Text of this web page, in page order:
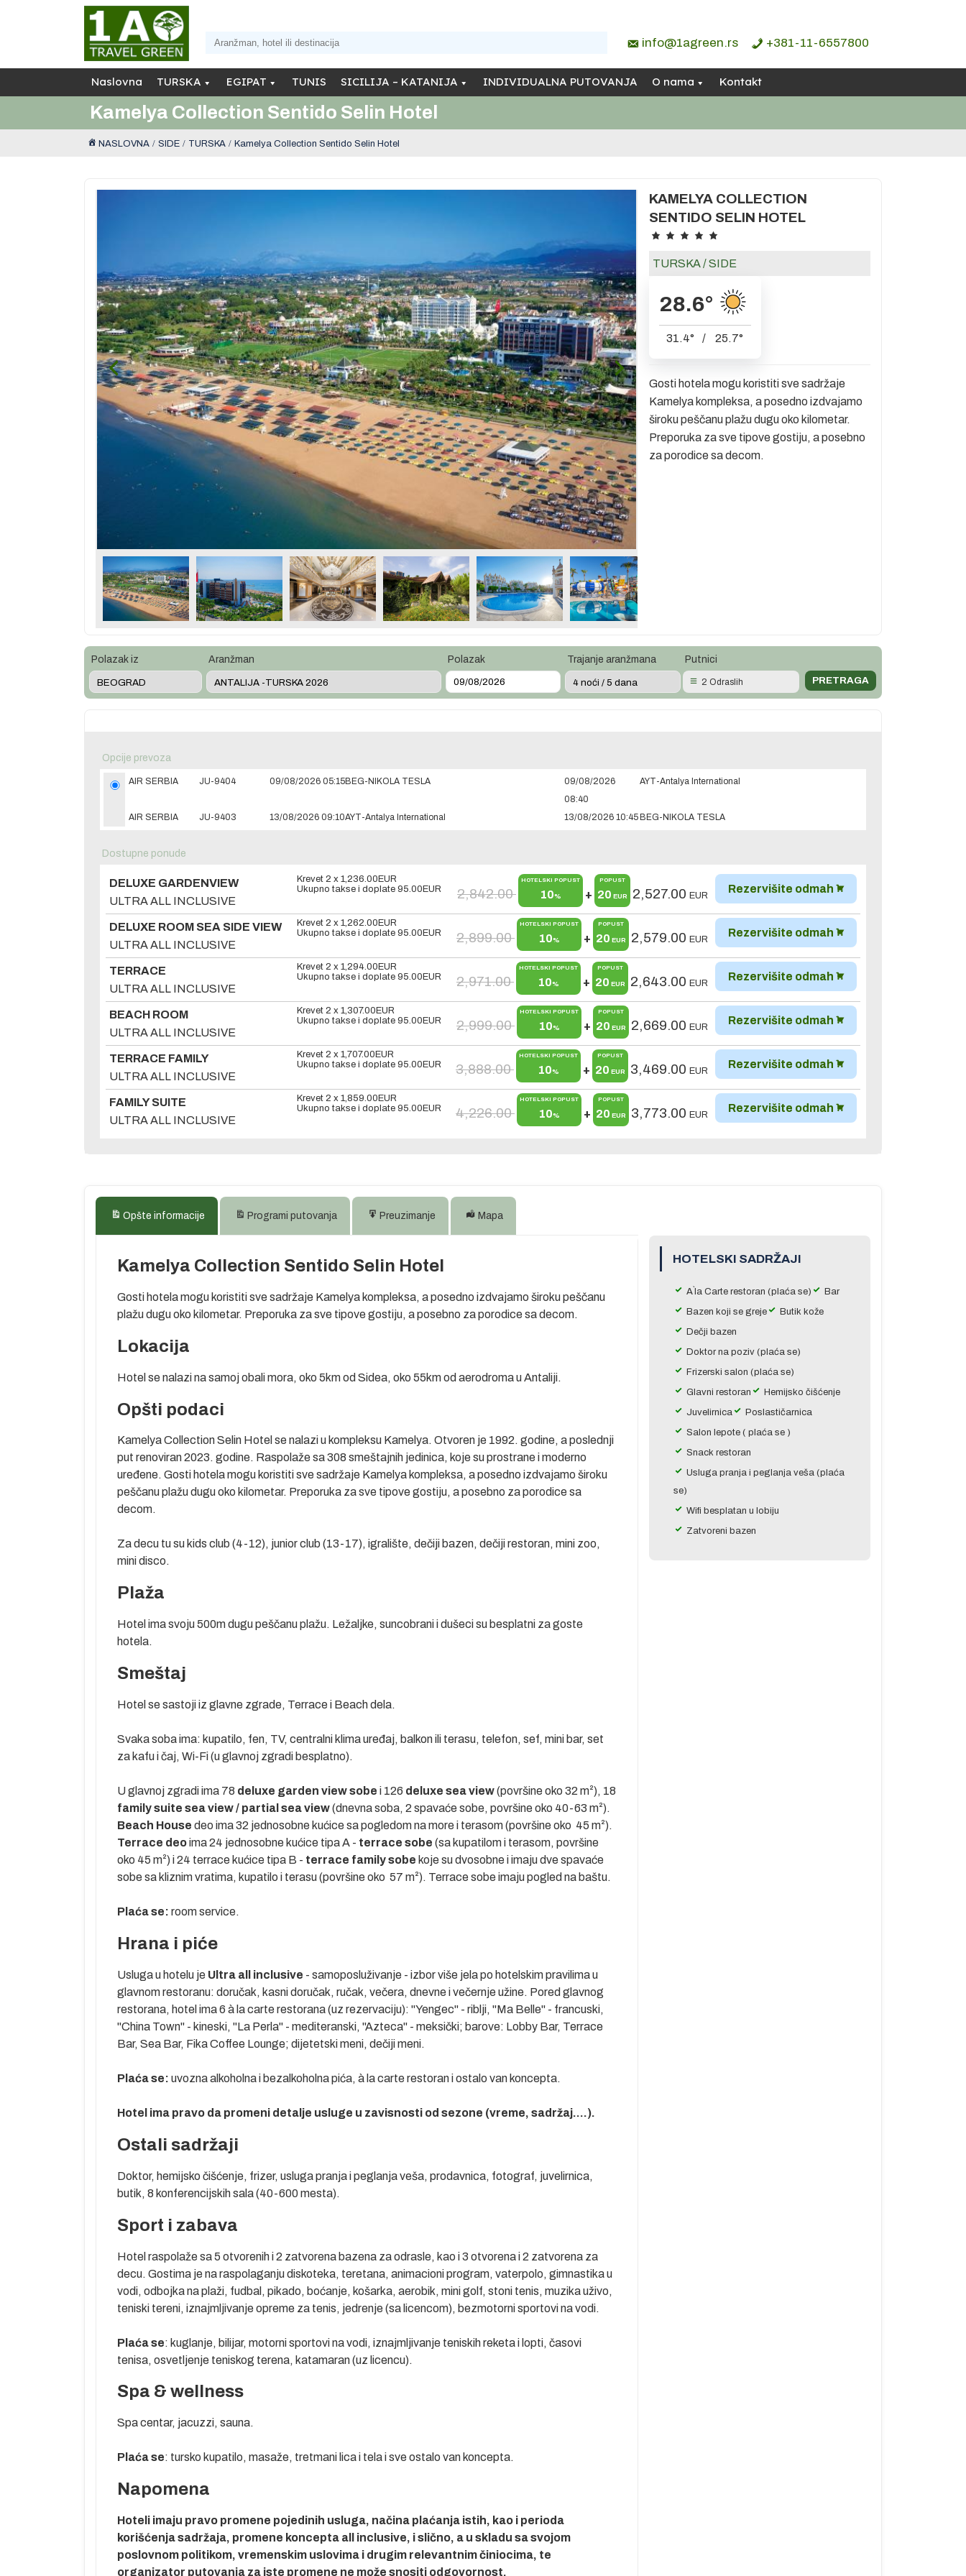
info@1agreen.rs +381-11-6557800
Naslovna TURSKA EGIPAT TUNIS SICILIJA – KATANIJA INDIVIDUALNA PUTOVANJA O nama Kontakt
Kamelya Collection Sentido Selin Hotel
NASLOVNA SIDE TURSKA Kamelya Collection Sentido Selin Hotel
KAMELYA COLLECTION
SENTIDO SELIN HOTEL
TURSKA/SIDE
28.6°
31.4° / 25.7°
Gosti hotela mogu koristiti sve sadržaje
Kamelya kompleksa, a posedno izdvajamo
široku peščanu plažu dugu oko kilometar.
Preporuka za sve tipove gostiju, a posebno
za porodice sa decom.
Polazak iz Aranžman Polazak Trajanje aranžmana Putnici
2 Odraslih
Opcije prevoza
AIR SERBIA JU-9404 09/08/2026 05:15BEG-NIKOLA TESLA
09/08/2026
08:40
AYT-Antalya International
AIR SERBIA JU-9403 13/08/2026 09:10AYT-Antalya International 13/08/2026 10:45 BEG-NIKOLA TESLA
Dostupne ponude
DELUXE GARDENVIEW
ULTRA ALL INCLUSIVE
Krevet 2 x 1,236.00 EUR
Ukupno takse i doplate 95.00 EUR 2,842.00
HOTELSKI POPUST
10% +
POPUST
20 EUR 2,527.00 EUR
Rezervišite odmah
DELUXE ROOM SEA SIDE VIEW
ULTRA ALL INCLUSIVE
Krevet 2 x 1,262.00 EUR
Ukupno takse i doplate 95.00 EUR 2,899.00
HOTELSKI POPUST
10% +
POPUST
20 EUR 2,579.00 EUR
Rezervišite odmah
TERRACE
ULTRA ALL INCLUSIVE
Krevet 2 x 1,294.00 EUR
Ukupno takse i doplate 95.00 EUR 2,971.00
HOTELSKI POPUST
10% +
POPUST
20 EUR 2,643.00 EUR
Rezervišite odmah
BEACH ROOM
ULTRA ALL INCLUSIVE
Krevet 2 x 1,307.00 EUR
Ukupno takse i doplate 95.00 EUR 2,999.00
HOTELSKI POPUST
10% +
POPUST
20 EUR 2,669.00 EUR
Rezervišite odmah
TERRACE FAMILY
ULTRA ALL INCLUSIVE
Krevet 2 x 1,707.00 EUR
Ukupno takse i doplate 95.00 EUR 3,888.00
HOTELSKI POPUST
10% +
POPUST
20 EUR 3,469.00 EUR
Rezervišite odmah
FAMILY SUITE
ULTRA ALL INCLUSIVE
Krevet 2 x 1,859.00 EUR
Ukupno takse i doplate 95.00 EUR 4,226.00
HOTELSKI POPUST
10% +
POPUST
20 EUR 3,773.00 EUR
Rezervišite odmah
Opšte informacije Programi putovanja Preuzimanje Mapa
Kamelya Collection Sentido Selin Hotel
Gosti hotela mogu koristiti sve sadržaje Kamelya kompleksa, a posedno izdvajamo široku peščanu
plažu dugu oko kilometar. Preporuka za sve tipove gostiju, a posebno za porodice sa decom.
Lokacija
Hotel se nalazi na samoj obali mora, oko 5km od Sidea, oko 55km od aerodroma u Antaliji.
Opšti podaci
Kamelya Collection Selin Hotel se nalazi u kompleksu Kamelya. Otvoren je 1992. godine, a poslednji
put renoviran 2023. godine. Raspolaže sa 308 smeštajnih jedinica, koje su prostrane i moderno
uređene. Gosti hotela mogu koristiti sve sadržaje Kamelya kompleksa, a posedno izdvajamo široku
peščanu plažu dugu oko kilometar. Preporuka za sve tipove gostiju, a posebno za porodice sa
decom.
Za decu tu su kids club (4-12), junior club (13-17), igralište, dečiji bazen, dečiji restoran, mini zoo,
mini disco.
Plaža
Hotel ima svoju 500m dugu peščanu plažu. Ležaljke, suncobrani i dušeci su besplatni za goste
hotela.
Smeštaj
Hotel se sastoji iz glavne zgrade, Terrace i Beach dela.
Svaka soba ima: kupatilo, fen, TV, centralni klima uređaj, balkon ili terasu, telefon, sef, mini bar, set
za kafu i čaj, Wi-Fi (u glavnoj zgradi besplatno).
U glavnoj zgradi ima 78 deluxe garden view sobe i 126 deluxe sea view(površine oko 32 m²), 18
family suite sea view / partial sea view(dnevna soba, 2 spavaće sobe, površine oko 40-63 m²).
Beach House deo ima 32 jednosobne kućice sa pogledom na more i terasom (površine oko 45 m²).
Terrace deoima 24 jednosobne kućice tipa A - terrace sobe (sa kupatilom i terasom, površine
oko 45 m²) i 24 terrace kućice tipa B - terrace family sobe koje su dvosobne i imaju dve spavaće
sobe sa kliznim vratima, kupatilo i terasu (površine oko 57 m²). Terrace sobe imaju pogled na baštu.
Plaća se: room service.
Hrana i piće
Usluga u hotelu je Ultra all inclusive - samoposluživanje - izbor više jela po hotelskim pravilima u
glavnom restoranu: doručak, kasni doručak, ručak, večera, dnevne i večernje užine. Pored glavnog
restorana, hotel ima 6 à la carte restorana (uz rezervaciju): ''Yengec'' - riblji, ''Ma Belle'' - francuski,
''China Town'' - kineski, ''La Perla'' - mediteranski, ''Azteca'' - meksički; barove: Lobby Bar, Terrace
Bar, Sea Bar, Fika Coffee Lounge; dijetetski meni, dečiji meni.
Plaća se: uvozna alkoholna i bezalkoholna pića, à la carte restoran i ostalo van koncepta.
Hotel ima pravo da promeni detalje usluge u zavisnosti od sezone (vreme, sadržaj....).
Ostali sadržaji
Doktor, hemijsko čišćenje, frizer, usluga pranja i peglanja veša, prodavnica, fotograf, juvelirnica,
butik, 8 konferencijskih sala (40-600 mesta).
Sport i zabava
Hotel raspolaže sa 5 otvorenih i 2 zatvorena bazena za odrasle, kao i 3 otvorena i 2 zatvorena za
decu. Gostima je na raspolaganju diskoteka, teretana, animacioni program, vaterpolo, gimnastika u
vodi, odbojka na plaži, fudbal, pikado, boćanje, košarka, aerobik, mini golf, stoni tenis, muzika uživo,
teniski tereni, iznajmljivanje opreme za tenis, jedrenje (sa licencom), bezmotorni sportovi na vodi.
Plaća se: kuglanje, bilijar, motorni sportovi na vodi, iznajmljivanje teniskih reketa i lopti, časovi
tenisa, osvetljenje teniskog terena, katamaran (uz licencu).
Spa & wellness
Spa centar, jacuzzi, sauna.
Plaća se: tursko kupatilo, masaže, tretmani lica i tela i sve ostalo van koncepta.
Napomena
Hoteli imaju pravo promene pojedinih usluga, načina plaćanja istih, kao i perioda
korišćenja sadržaja, promene koncepta all inclusive, i slično, a u skladu sa svojom
poslovnom politikom, vremenskim uslovima i drugim relevantnim činiocima, te
organizator putovanja za iste promene ne može snositi odgovornost.
HOTELSKI SADRŽAJI
A`la Carte restoran (plaća se)
Bar
Bazen koji se greje
Butik kože
Dečji bazen
Doktor na poziv (plaća se)
Frizerski salon (plaća se)
Glavni restoran
Hemijsko čišćenje
Juvelirnica
Poslastičarnica
Salon lepote ( plaća se )
Snack restoran
Usluga pranja i peglanja veša (plaća
se)
Wifi besplatan u lobiju
Zatvoreni bazen